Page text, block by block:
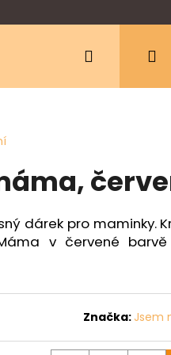
oblečení Hledat
dárek pro maminky.
v červené
Značka: Jsem